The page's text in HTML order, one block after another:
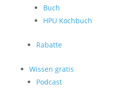
Buch
HPU Kochbuch
Rabatte
Wissen gratis
Podcast